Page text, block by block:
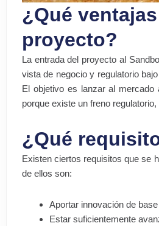
¿Qué
proyecto?
La entrada del proyecto al
vista de negocio y regulatorio
El objetivo es lanzar al
porque existe un freno
¿Qué
Existen ciertos requisitos que se
de ellos son:
Aportar innovación de
Estar suficientemente